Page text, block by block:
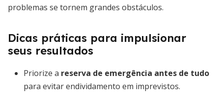
problemas se tornem grandes obstáculos.
Dicas práticas para impulsionar
seus resultados
Priorize a reserva de emergência antes de tudo
para evitar endividamento em imprevistos.